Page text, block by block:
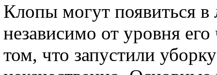
Клопы могут появиться
независимо от уровня
том, что запустили